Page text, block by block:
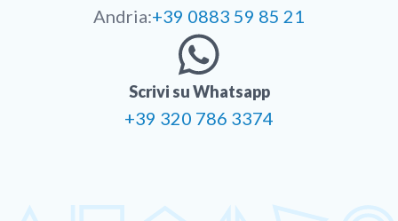
Andria:+39 0883 59 85 21
Scrivi su Whatsapp
+39 320 786 3374